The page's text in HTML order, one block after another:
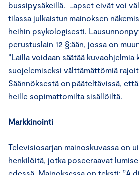
bussipysäkeillä. Lapset eivät voi
tilassa julkaistun mainoksen
heihin psykologisesti.
perustuslain 12 §:ään, jossa on
”Lailla voidaan säätää kuvaohjelmia
suojelemiseksi välttämättömiä
Säännöksestä on pääteltävissä,
heille sopimattomilta sisällöiltä.
Markkinointi
Televisiosarjan mainoskuvassa on
henkilöitä, jotka poseeraavat
edessä. Mainoksessa on teksti: ”A